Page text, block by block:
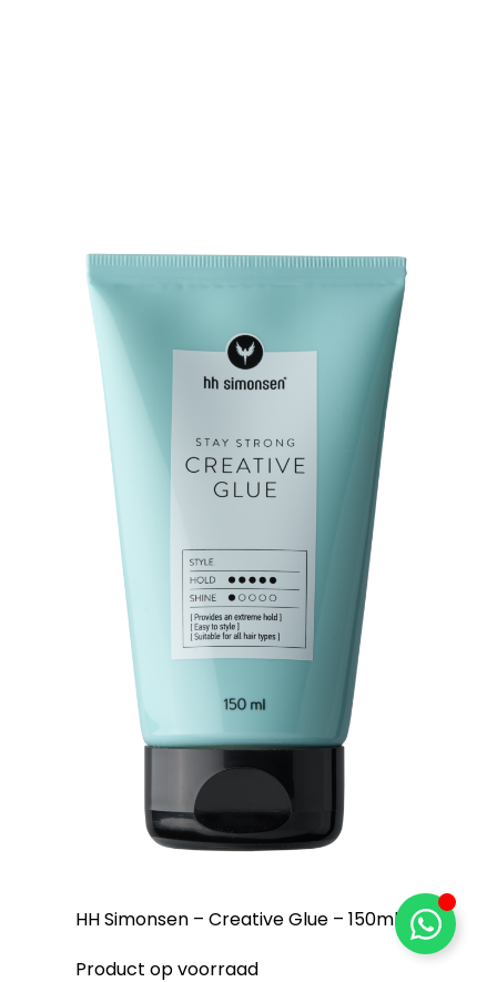
HH Simonsen – Creative Glue – 150ml
Product op voorraad